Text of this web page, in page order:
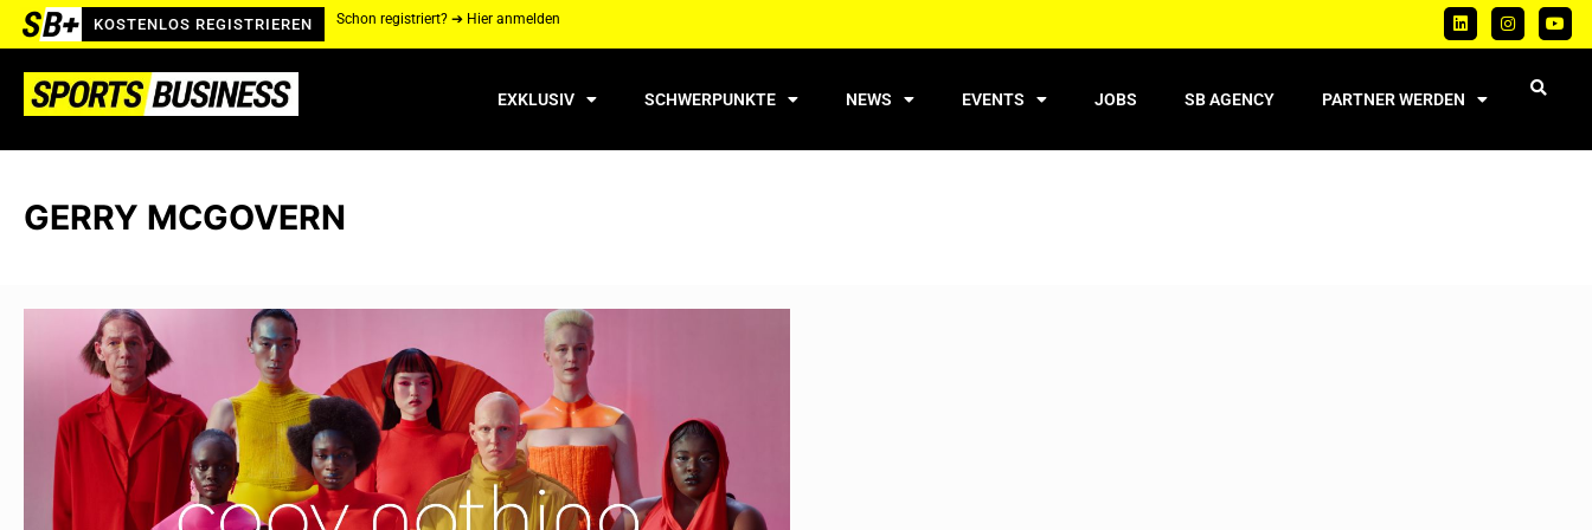
KOSTENLOS REGISTRIEREN Schon registriert? ➔ Hier anmelden
EXKLUSIV SCHWERPUNKTE NEWS EVENTS JOBS SB AGENCY PARTNER WERDEN
GERRY MCGOVERN